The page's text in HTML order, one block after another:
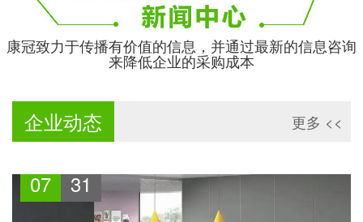
康冠致力于传播有价值的信息，并通过最新的信息咨询
来降低企业的采购成本
企业动态 更多 <<
07 31